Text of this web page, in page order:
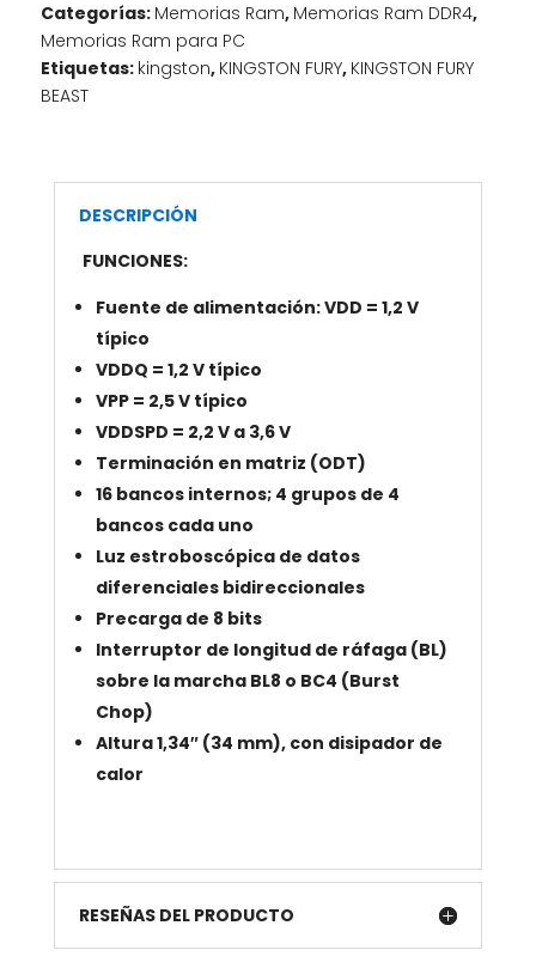
Categorías: Memorias Ram, Memorias Ram DDR4,
Memorias Ram para PC
Etiquetas: kingston, KINGSTON FURY, KINGSTON FURY
BEAST
DESCRIPCIÓN
FUNCIONES:
Fuente de alimentación: VDD = 1,2 V
típico
VDDQ = 1,2 V típico
VPP = 2,5 V típico
VDDSPD = 2,2 V a 3,6 V
Terminación en matriz (ODT)
16 bancos internos; 4 grupos de 4
bancos cada uno
Luz estroboscópica de datos
diferenciales bidireccionales
Precarga de 8 bits
Interruptor de longitud de ráfaga (BL)
sobre la marcha BL8 o BC4 (Burst
Chop)
Altura 1,34″ (34 mm), con disipador de
calor
RESEÑAS DEL PRODUCTO